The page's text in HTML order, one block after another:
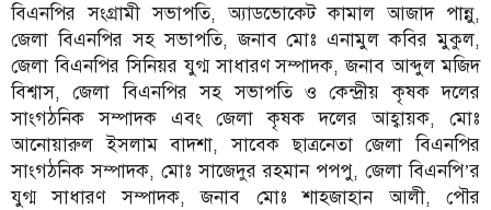
বিএনপির সংগ্রামী সভাপতি, অ্যাডভোকেট কামাল আজাদ পান্নু,
জেলা বিএনপির সহ সভাপতি, জনাব মোঃ এনামুল কবির মুকুল,
জেলা বিএনপির সিনিয়র যুগ্ম সাধারণ সম্পাদক, জনাব আব্দুল মজিদ
বিশ্বাস, জেলা বিএনপির সহ সভাপতি ও কেন্দ্রীয় কৃষক দলের
সাংগঠনিক সম্পাদক এবং জেলা কৃষক দলের আহ্বায়ক, মোঃ
আনোয়ারুল ইসলাম বাদশা, সাবেক ছাত্রনেতা জেলা বিএনপির
সাংগঠনিক সম্পাদক, মোঃ সাজেদুর রহমান পপপু, জেলা বিএনপি’র
যুগ্ম সাধারণ সম্পাদক, জনাব মোঃ শাহজাহান আলী, পৌর